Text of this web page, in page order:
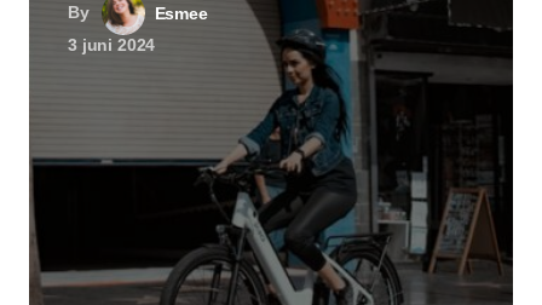
By
Esmee
3 juni 2024